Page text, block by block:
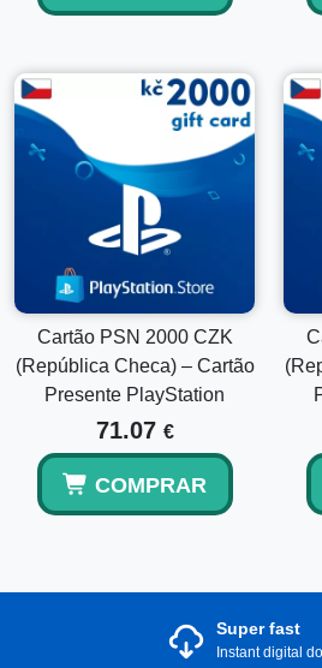
Cartão PSN 2000 CZK
(República Checa) – Cartão
Presente PlayStation
71.07 €
COMPRAR
Super fast
Instant digital